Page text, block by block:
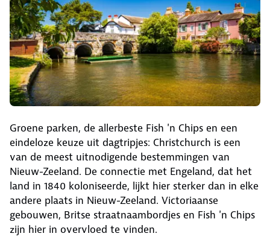
Groene parken, de allerbeste Fish 'n Chips en een
eindeloze keuze uit dagtripjes: Christchurch is een
van de meest uitnodigende bestemmingen van
Nieuw-Zeeland. De connectie met Engeland, dat het
land in 1840 koloniseerde, lijkt hier sterker dan in elke
andere plaats in Nieuw-Zeeland. Victoriaanse
gebouwen, Britse straatnaambordjes en Fish 'n Chips
zijn hier in overvloed te vinden.